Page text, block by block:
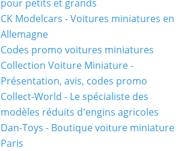
pour petits et grands
CK Modelcars - Voitures miniatures en
Allemagne
Codes promo voitures miniatures
Collection Voiture Miniature -
Présentation, avis, codes promo
Collect-World - Le spécialiste des
modèles réduits d'engins agricoles
Dan-Toys - Boutique voiture miniature
Paris